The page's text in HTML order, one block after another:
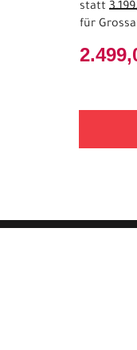
statt
für